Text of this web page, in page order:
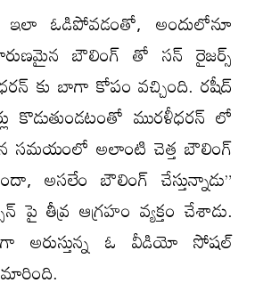
ఇలా ఓడిపోవ‌డంతో, అందులోనూ
బౌలింగ్ తో సన్ రైజర్స్
కు బాగా కోపం వ‌చ్చింది. రషీద్‌
కొడుతుండటంతో మురళీధరన్ లో
సమయంలో అలాంటి చెత్త బౌలింగ్
అసలేం బౌలింగ్‌ చేస్తున్నాడు”
తీవ్ర ఆగ్రహం వ్యక్తం చేశాడు.
అరుస్తున్న ఓ వీడియో సోషల్